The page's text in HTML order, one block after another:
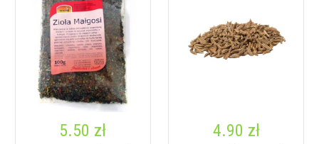
5.50 zł 4.90 zł